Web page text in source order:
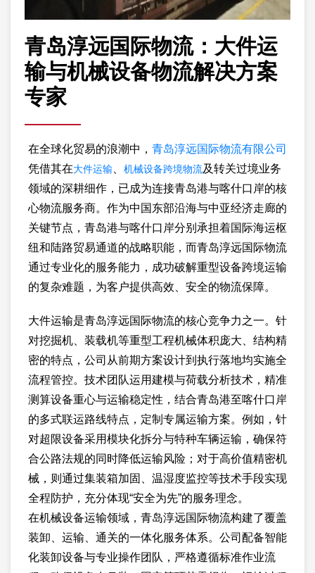
青岛淳远国际物流：大件运
输与机械设备物流解决方案
专家
在全球化贸易的浪潮中， 青岛淳远国际物流有限公司
凭借其在大件运输 机械设备跨境物流及转关过境业务
领域的深耕细作，已成为连接青岛港与喀什口岸的核
心物流服务商。作为中国东部沿海与中亚经济走廊的
关键节点，青岛港与喀什口岸分别承担着国际海运枢
纽和陆路贸易通道的战略职能，而青岛淳远国际物流
通过专业化的服务能力，成功破解重型设备跨境运输
的复杂难题，为客户提供高效、安全的物流保障。
大件运输是青岛淳远国际物流的核心竞争力之一。针
对挖掘机、装载机等重型工程机械体积庞大、结构精
密的特点，公司从前期方案设计到执行落地均实施全
流程管控。技术团队运用建模与荷载分析技术，精准
测算设备重心与运输稳定性，结合青岛港至喀什口岸
的多式联运路线特点，定制专属运输方案。例如，针
对超限设备采用模块化拆分与特种车辆运输，确保符
合公路法规的同时降低运输风险；对于高价值精密机
械，则通过集装箱加固、温湿度监控等技术手段实现
全程防护，充分体现“安全为先”的服务理念。
在机械设备运输领域，青岛淳远国际物流构建了覆盖
装卸、运输、通关的一体化服务体系。公司配备智能
化装卸设备与专业操作团队，严格遵循标准作业流